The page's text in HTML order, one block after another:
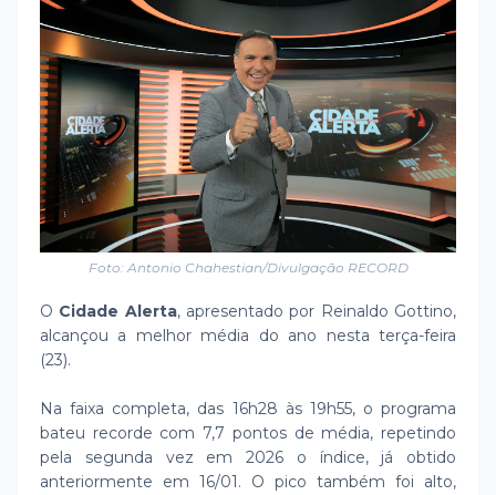
Foto: Antonio Chahestian/Divulgação RECORD
O Cidade Alerta, apresentado por Reinaldo Gottino,
alcançou a melhor média do ano nesta terça-feira
(23).
Na faixa completa, das 16h28 às 19h55, o programa
bateu recorde com 7,7 pontos de média, repetindo
pela segunda vez em 2026 o índice, já obtido
anteriormente em 16/01. O pico também foi alto,